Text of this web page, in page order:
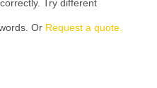
Try different
Or Request a quote.